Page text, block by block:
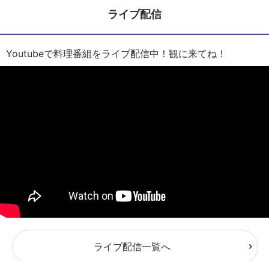
ライブ配信
Youtubeで料理番組をライブ配信中！観に来てね！
ライブ配信一覧へ